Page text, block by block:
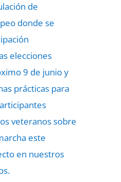
de
donde se
elecciones
9 de junio y
prácticas para
veteranos sobre
este
en nuestros